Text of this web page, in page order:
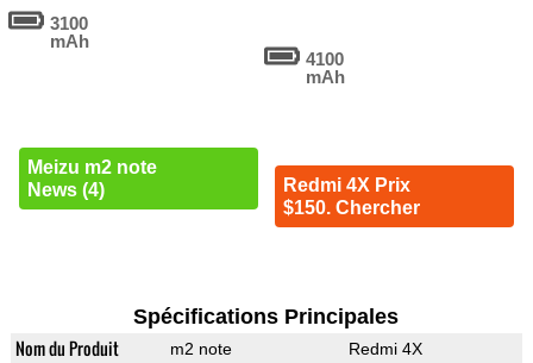
3100
mAh
Meizu m2 note
News (4)
4100
mAh
Redmi 4X Prix
$150. Chercher
Spécifications Principales
Nom du Produit m2 note Redmi 4X